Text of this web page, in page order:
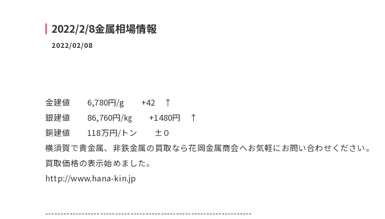
2022/2/8金属相場情報
2022/02/08
金建値 6,780円/g +42 ↑
銀建値 86,760円/㎏ +1480円 ↑
銅建値 118万円/トン ±０
横須賀で貴金属、非鉄金属の買取なら花岡金属商会へお気軽にお問い合わせください。
買取価格の表示始めました。
http://www.hana-kin.jp
--------------------------------------------------------------------